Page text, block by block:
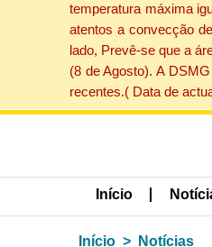
temperatura máxima
atentos a convecção
lado, Prevê-se que a
(8 de Agosto). A
recentes.( Data de
Início
Início Notícias